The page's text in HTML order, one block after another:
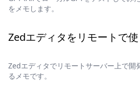
をメモします。
Zedエディタをリモートで
Zedエディタでリモートサーバー上で開
るメモです。